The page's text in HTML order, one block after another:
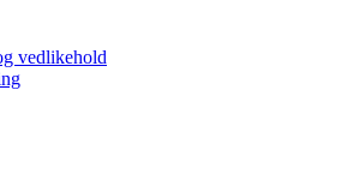
vedlikehold